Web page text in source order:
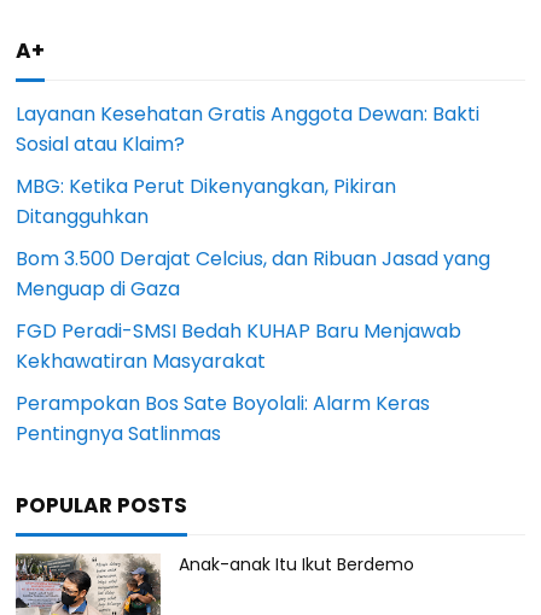
A+
Layanan Kesehatan Gratis Anggota Dewan: Bakti
Sosial atau Klaim?
MBG: Ketika Perut Dikenyangkan, Pikiran
Ditangguhkan
Bom 3.500 Derajat Celcius, dan Ribuan Jasad yang
Menguap di Gaza
FGD Peradi-SMSI Bedah KUHAP Baru Menjawab
Kekhawatiran Masyarakat
Perampokan Bos Sate Boyolali: Alarm Keras
Pentingnya Satlinmas
POPULAR POSTS
Anak-anak Itu Ikut Berdemo